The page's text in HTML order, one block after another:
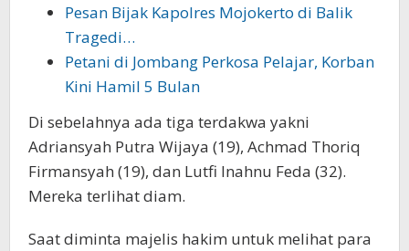
Pesan Bijak Kapolres Mojokerto di Balik
Tragedi…
Petani di Jombang Perkosa Pelajar, Korban
Kini Hamil 5 Bulan
Di sebelahnya ada tiga terdakwa yakni
Adriansyah Putra Wijaya (19), Achmad Thoriq
Firmansyah (19), dan Lutfi Inahnu Feda (32).
Mereka terlihat diam.
Saat diminta majelis hakim untuk melihat para